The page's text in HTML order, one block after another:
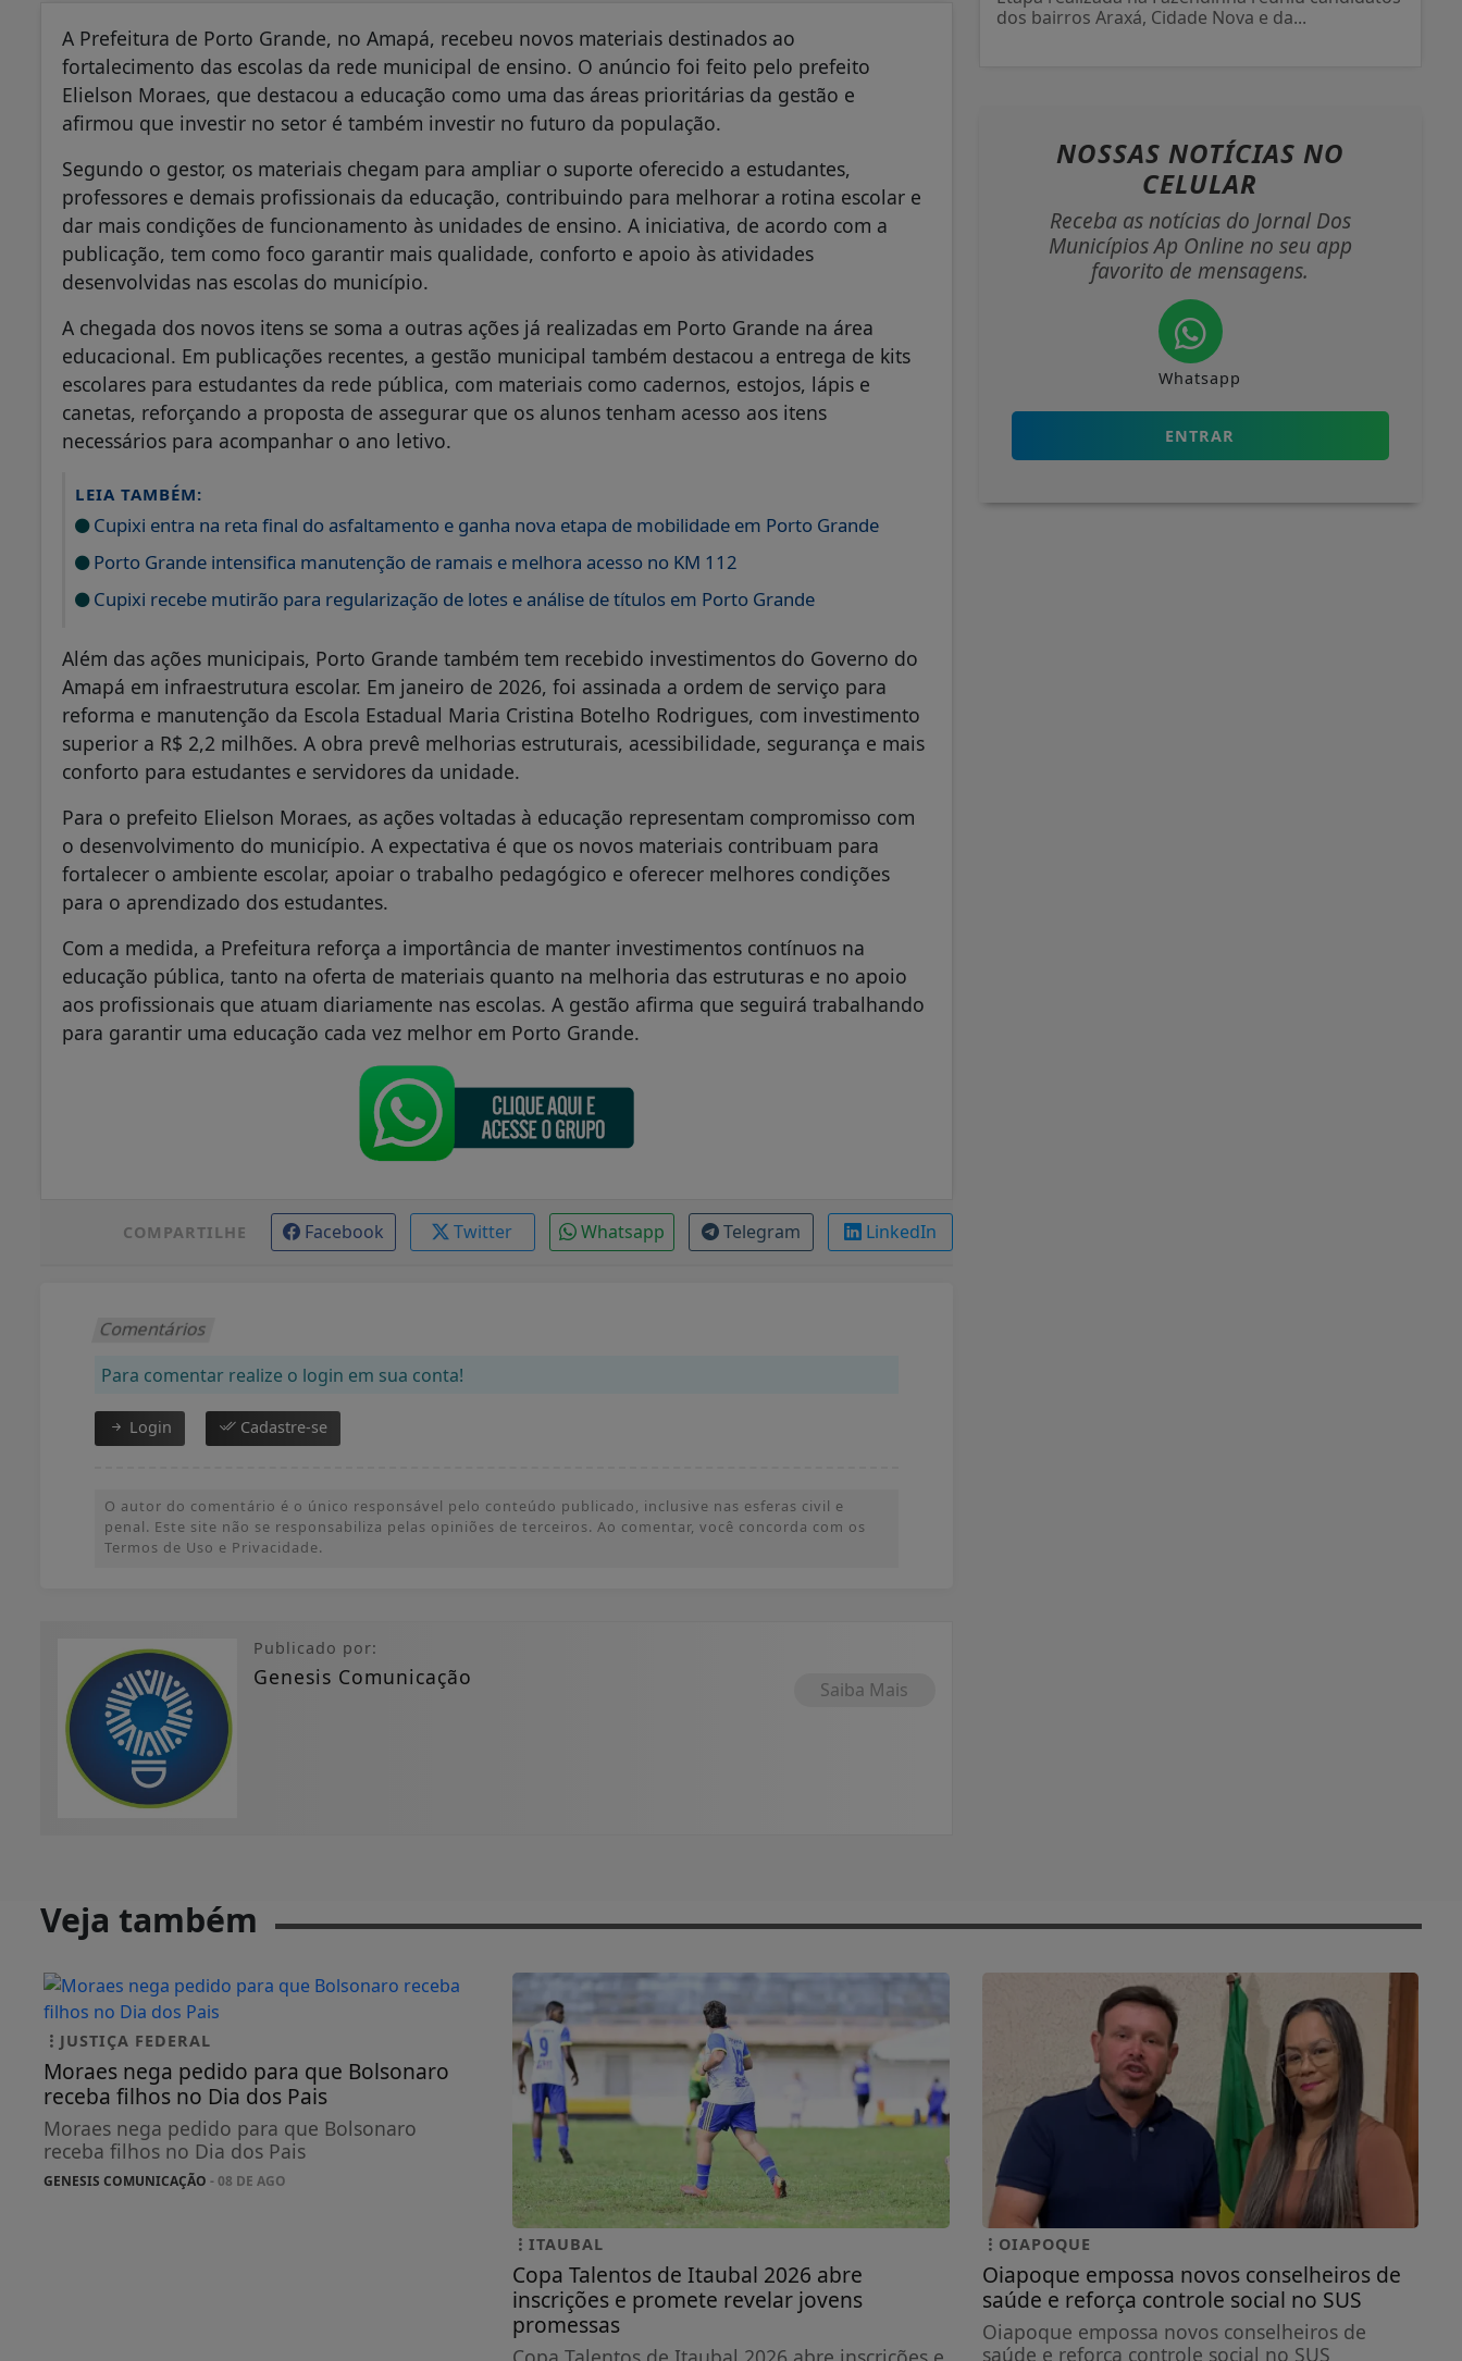
A Prefeitura de Porto Grande, no Amapá, recebeu novos materiais destinados ao
fortalecimento das escolas da rede municipal de ensino. O anúncio foi feito pelo prefeito
Elielson Moraes, que destacou a educação como uma das áreas prioritárias da gestão e
afirmou que investir no setor é também investir no futuro da população.
Segundo o gestor, os materiais chegam para ampliar o suporte oferecido a estudantes,
professores e demais profissionais da educação, contribuindo para melhorar a rotina escolar e
dar mais condições de funcionamento às unidades de ensino. A iniciativa, de acordo com a
publicação, tem como foco garantir mais qualidade, conforto e apoio às atividades
desenvolvidas nas escolas do município.
A chegada dos novos itens se soma a outras ações já realizadas em Porto Grande na área
educacional. Em publicações recentes, a gestão municipal também destacou a entrega de kits
escolares para estudantes da rede pública, com materiais como cadernos, estojos, lápis e
canetas, reforçando a proposta de assegurar que os alunos tenham acesso aos itens
necessários para acompanhar o ano letivo.
LEIA TAMBÉM:
Cupixi entra na reta final do asfaltamento e ganha nova etapa de mobilidade em Porto Grande
Porto Grande intensifica manutenção de ramais e melhora acesso no KM 112
Cupixi recebe mutirão para regularização de lotes e análise de títulos em Porto Grande
Além das ações municipais, Porto Grande também tem recebido investimentos do Governo do
Amapá em infraestrutura escolar. Em janeiro de 2026, foi assinada a ordem de serviço para
reforma e manutenção da Escola Estadual Maria Cristina Botelho Rodrigues, com investimento
superior a R$ 2,2 milhões. A obra prevê melhorias estruturais, acessibilidade, segurança e mais
conforto para estudantes e servidores da unidade.
Para o prefeito Elielson Moraes, as ações voltadas à educação representam compromisso com
o desenvolvimento do município. A expectativa é que os novos materiais contribuam para
fortalecer o ambiente escolar, apoiar o trabalho pedagógico e oferecer melhores condições
para o aprendizado dos estudantes.
Com a medida, a Prefeitura reforça a importância de manter investimentos contínuos na
educação pública, tanto na oferta de materiais quanto na melhoria das estruturas e no apoio
aos profissionais que atuam diariamente nas escolas. A gestão afirma que seguirá trabalhando
para garantir uma educação cada vez melhor em Porto Grande.
COMPARTILHE Facebook Twitter Whatsapp Telegram LinkedIn
Comentários
Para comentar realize o login em sua conta!
Login Cadastre-se
O autor do comentário é o único responsável pelo conteúdo publicado, inclusive nas esferas civil e
penal. Este site não se responsabiliza pelas opiniões de terceiros. Ao comentar, você concorda com os
Termos de Uso e Privacidade.
Publicado por:
Genesis Comunicação Saiba Mais
dos bairros Araxá, Cidade Nova e da...
NOSSAS NOTÍCIAS NO
CELULAR
Receba as notícias do Jornal Dos
Municípios Ap Online no seu app
favorito de mensagens.
Whatsapp
ENTRAR
Veja também
JUSTIÇA FEDERAL
Moraes nega pedido para que Bolsonaro
receba filhos no Dia dos Pais
Moraes nega pedido para que Bolsonaro
receba filhos no Dia dos Pais
GENESIS COMUNICAÇÃO - 08 DE AGO
ITAUBAL
Copa Talentos de Itaubal 2026 abre
inscrições e promete revelar jovens
promessas
OIAPOQUE
Oiapoque empossa novos conselheiros de
saúde e reforça controle social no SUS
Oiapoque empossa novos conselheiros de
saúde e reforça controle social no SUS